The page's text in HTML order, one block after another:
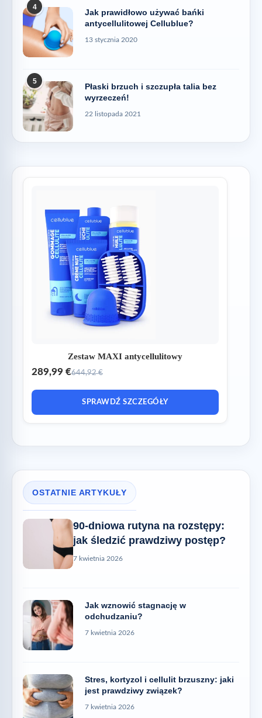
4
Jak prawidłowo używać bańki
antycellulitowej Cellublue?
13 stycznia 2020
5
Płaski brzuch i szczupła talia bez
wyrzeczeń!
22 listopada 2021
Zestaw MAXI antycellulitowy
289,99 €644,92 €
SPRAWDŹ SZCZEGÓŁY
OSTATNIE ARTYKUŁY
90-dniowa rutyna na rozstępy:
jak śledzić prawdziwy postęp?
7 kwietnia 2026
Jak wznowić stagnację w
odchudzaniu?
7 kwietnia 2026
Stres, kortyzol i cellulit brzuszny: jaki
jest prawdziwy związek?
7 kwietnia 2026